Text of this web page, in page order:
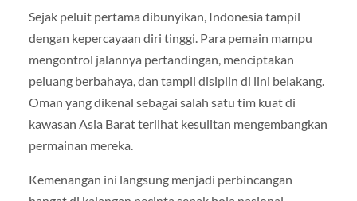
Sejak peluit pertama dibunyikan, Indonesia tampil
dengan kepercayaan diri tinggi. Para pemain mampu
mengontrol jalannya pertandingan, menciptakan
peluang berbahaya, dan tampil disiplin di lini belakang.
Oman yang dikenal sebagai salah satu tim kuat di
kawasan Asia Barat terlihat kesulitan mengembangkan
permainan mereka.
Kemenangan ini langsung menjadi perbincangan